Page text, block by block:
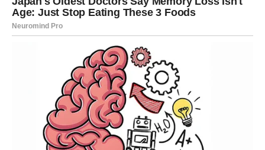
2. Priprema riže prije kuhanja
Još jedna ključna stvar jeispiranje riže
stavite rižu u lonac, obavezno je dobro operite – i to
tri do četiri puta. Na ovaj način uklanja se višak
škroba koji bi inače tokom kuhanja stvarao ljepljivu masu.
Dodatno, odličan trik je da rižu nakon pranja ostavite
do 30 minuta u hladnoj vodi. To potapanje omogućava